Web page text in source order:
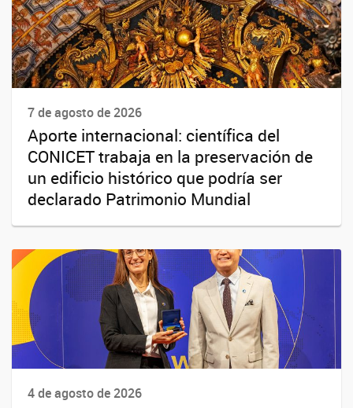
7 de agosto de 2026
Aporte internacional: científica del
CONICET trabaja en la preservación de
un edificio histórico que podría ser
declarado Patrimonio Mundial
4 de agosto de 2026